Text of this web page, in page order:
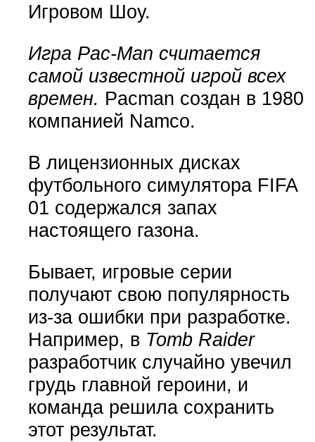
Игровом Шоу.
Игра Pac-Man считается
самой известной игрой всех
времен. Pacman создан в 1980
компанией Namco.
В лицензионных дисках
футбольного симулятора FIFA
01 содержался запах
настоящего газона.
Бывает, игровые серии
получают свою популярность
из-за ошибки при разработке.
Например, в Tomb Raider
разработчик случайно увечил
грудь главной героини, и
команда решила сохранить
этот результат.